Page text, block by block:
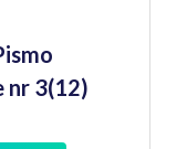
nr 3(12)